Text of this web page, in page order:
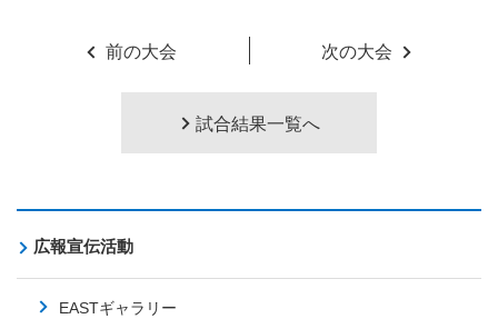
前の大会 次の大会
試合結果一覧へ
広報宣伝活動
EASTギャラリー